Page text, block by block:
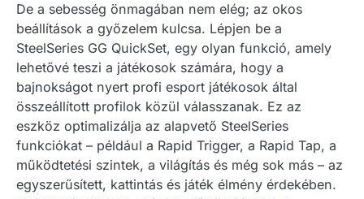
De a sebesség önmagában nem elég; az okos
beállítások a győzelem kulcsa. Lépjen be a
SteelSeries GG QuickSet, egy olyan funkció, amely
lehetővé teszi a játékosok számára, hogy a
bajnokságot nyert profi esport játékosok által
összeállított profilok közül válasszanak. Ez az
eszköz optimalizálja az alapvető SteelSeries
funkciókat – például a Rapid Trigger, a Rapid Tap, a
működtetési szintek, a világítás és még sok más – az
egyszerűsített, kattintás és játék élmény érdekében.